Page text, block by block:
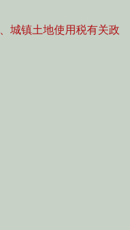
城镇土地使用税有关政